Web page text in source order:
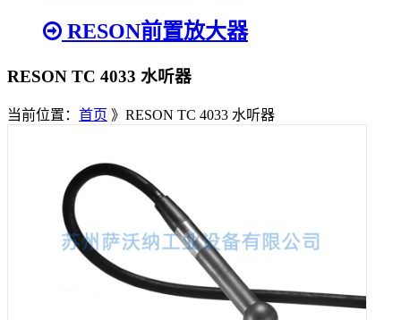
RESON前置放大器
RESON TC 4033 水听器
当前位置： 首页 》RESON TC 4033 水听器